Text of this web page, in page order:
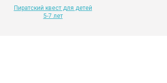
Пиратский квест для детей
5-7 лет